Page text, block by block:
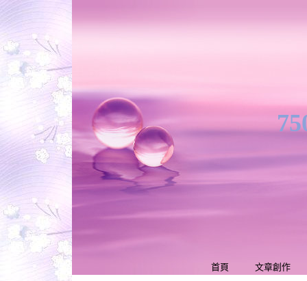
首頁 文章創作